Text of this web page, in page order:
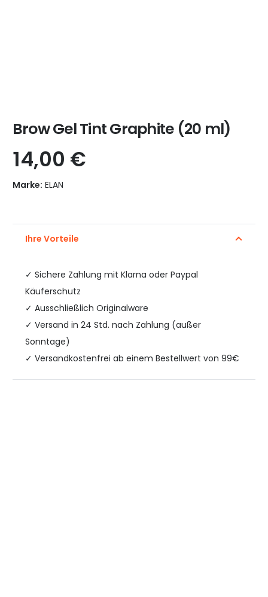
Brow Gel Tint Graphite (20 ml)
14,00 €
Marke: ELAN
Ihre Vorteile
✓ Sichere Zahlung mit Klarna oder Paypal
Käuferschutz
✓ Ausschließlich Originalware
✓ Versand in 24 Std. nach Zahlung (außer
Sonntage)
✓ Versandkostenfrei ab einem Bestellwert von 99€